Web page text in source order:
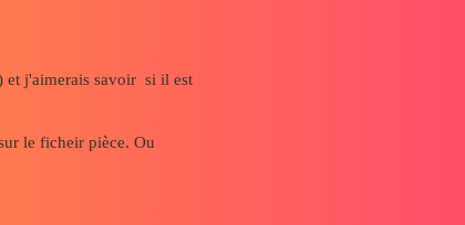
et j'aimerais savoir si il est
le ficheir pièce. Ou